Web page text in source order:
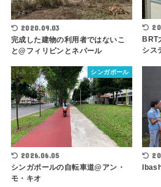
2020.09.03
完成した建物の利用者ではないこ
と@フィリピンとネパール
BRT
シス
シンガポール
2026.06.05
シンガポールの自転車道@アン・
モ・キオ